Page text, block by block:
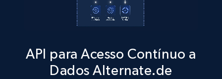
IsListingClaimedByCurrentSignedInUser,
IsCurrentSignedInAgentResponsible, Bedrooms,
12K+ 1.3K+ Comece grátis
API para Acesso Contínuo a
Dados Alternate.de